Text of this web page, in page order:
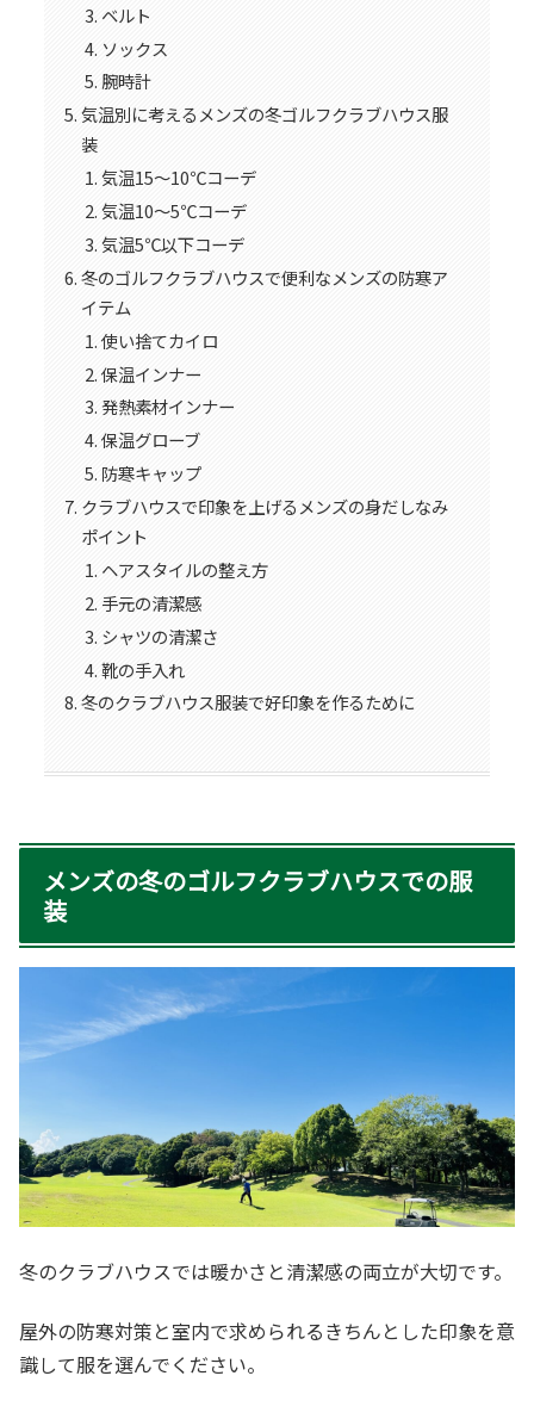
ベルト
ソックス
腕時計
気温別に考えるメンズの冬ゴルフクラブハウス服
装
気温15〜10℃コーデ
気温10〜5℃コーデ
気温5℃以下コーデ
冬のゴルフクラブハウスで便利なメンズの防寒ア
イテム
使い捨てカイロ
保温インナー
発熱素材インナー
保温グローブ
防寒キャップ
クラブハウスで印象を上げるメンズの身だしなみ
ポイント
ヘアスタイルの整え方
手元の清潔感
シャツの清潔さ
靴の手入れ
冬のクラブハウス服装で好印象を作るために
メンズの冬のゴルフクラブハウスでの服
装
冬のクラブハウスでは暖かさと清潔感の両立が大切です。
屋外の防寒対策と室内で求められるきちんとした印象を意
識して服を選んでください。